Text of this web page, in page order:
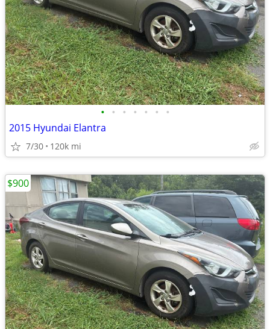
• • • • • • •
2015 Hyundai Elantra
7/30 120k mi
$900